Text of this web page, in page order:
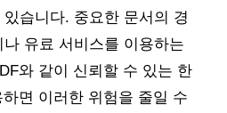
습니다. 중요한 문서의 경
유료 서비스를 이용하는
와 같이 신뢰할 수 있는 한
면 이러한 위험을 줄일 수